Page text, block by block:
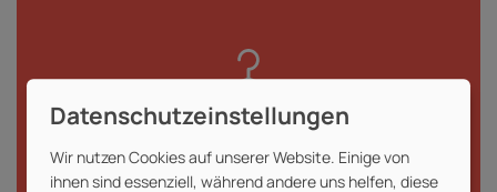
Offene Schulungen
Öffentlicher Teilnehmer:innenkreis mit
Wir nutzen Cookies auf unserer Website. Einige von
ihnen sind essenziell, während andere uns helfen, diese